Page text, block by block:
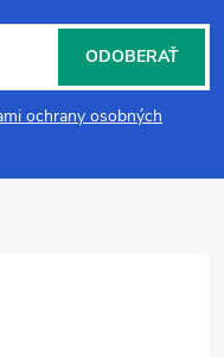
ochrany osobných
ODOBERAŤ